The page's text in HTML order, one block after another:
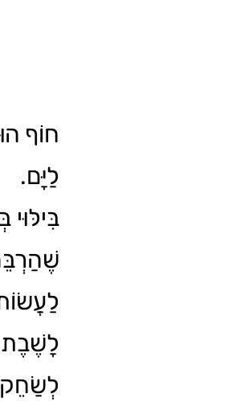
חוֹף
לַיָּם.
לָשֶׁבֶת
לְשַׂחֵק